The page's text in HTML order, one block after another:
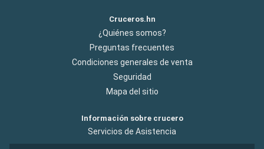
Cruceros.hn
¿Quiénes somos?
Preguntas frecuentes
Condiciones generales de venta
Seguridad
Mapa del sitio
Información sobre crucero
Servicios de Asistencia